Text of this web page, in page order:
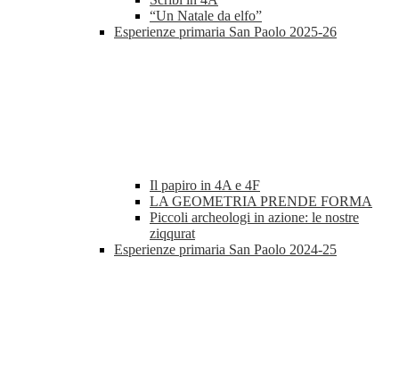
“Un Natale da elfo”
Esperienze primaria San Paolo 2025-26
Il papiro in 4A e 4F
LA GEOMETRIA PRENDE FORMA
Piccoli archeologi in azione: le nostre
ziqqurat
Esperienze primaria San Paolo 2024-25